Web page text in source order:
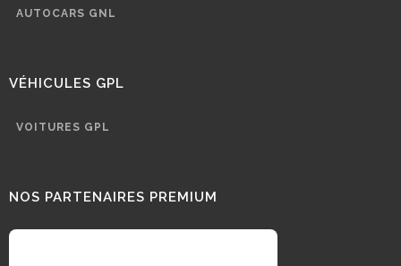
AUTOCARS GNL
VÉHICULES GPL
VOITURES GPL
NOS PARTENAIRES PREMIUM